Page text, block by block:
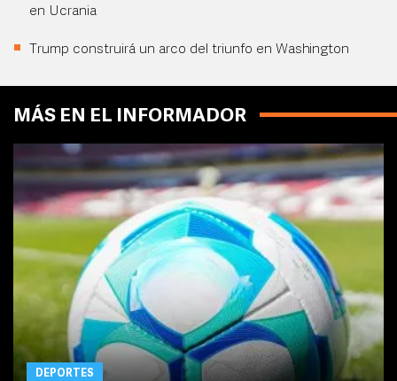
en Ucrania
Trump construirá un arco del triunfo en Washington
MÁS EN EL INFORMADOR
DEPORTES